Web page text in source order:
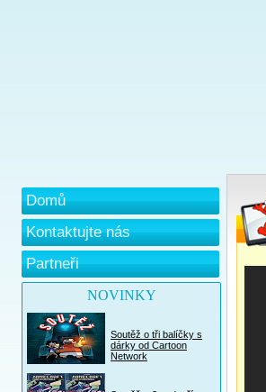
Domů
Kontaktujte nás
Partneři
NOVINKY
Soutěž o tři balíčky s
dárky od Cartoon
Network